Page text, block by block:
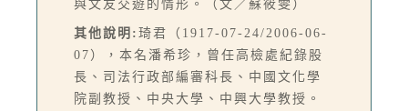
與文友交遊的情形。（文／蘇筱雯）
其他說明: 琦君（1917-07-24/2006-06-
07），本名潘希珍，曾任高檢處紀錄股
長、司法行政部編審科長、中國文化學
院副教授、中央大學、中興大學教授。